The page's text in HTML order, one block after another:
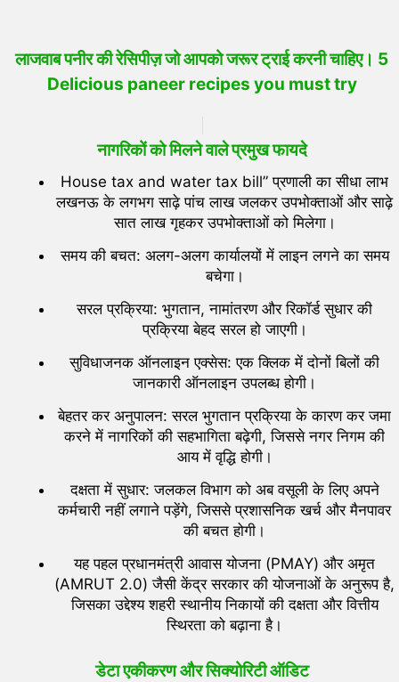
लाजवाब पनीर की रेसिपीज़ जो आपको जरूर ट्राई करनी चाहिए। 5
Delicious paneer recipes you must try
नागरिकों को मिलने वाले प्रमुख फायदे
House tax and water tax bill” प्रणाली का सीधा लाभ
लखनऊ के लगभग साढ़े पांच लाख जलकर उपभोक्ताओं और साढ़े
सात लाख गृहकर उपभोक्ताओं को मिलेगा।
समय की बचत: अलग-अलग कार्यालयों में लाइन लगने का समय
बचेगा।
सरल प्रक्रिया: भुगतान, नामांतरण और रिकॉर्ड सुधार की
प्रक्रिया बेहद सरल हो जाएगी।
सुविधाजनक ऑनलाइन एक्सेस: एक क्लिक में दोनों बिलों की
जानकारी ऑनलाइन उपलब्ध होगी।
बेहतर कर अनुपालन: सरल भुगतान प्रक्रिया के कारण कर जमा
करने में नागरिकों की सहभागिता बढ़ेगी, जिससे नगर निगम की
आय में वृद्धि होगी।
दक्षता में सुधार: जलकल विभाग को अब वसूली के लिए अपने
कर्मचारी नहीं लगाने पड़ेंगे, जिससे प्रशासनिक खर्च और मैनपावर
की बचत होगी।
यह पहल प्रधानमंत्री आवास योजना (PMAY) और अमृत
(AMRUT 2.0) जैसी केंद्र सरकार की योजनाओं के अनुरूप है,
जिसका उद्देश्य शहरी स्थानीय निकायों की दक्षता और वित्तीय
स्थिरता को बढ़ाना है।
डेटा एकीकरण और सिक्योरिटी ऑडिट